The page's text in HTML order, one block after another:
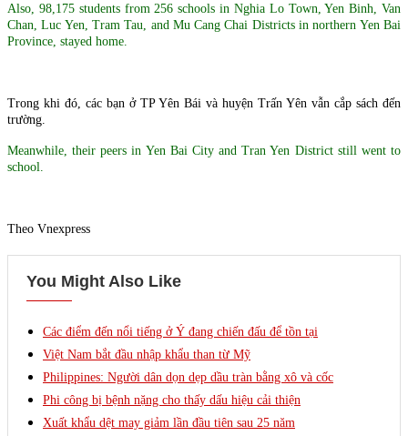
Also, 98,175 students from 256 schools in Nghia Lo Town, Yen Binh, Van
Chan, Luc Yen, Tram Tau, and Mu Cang Chai Districts in northern Yen Bai
Province, stayed home.
Trong khi đó, các bạn ở TP Yên Bái và huyện Trấn Yên vẫn cắp sách đến
trường.
Meanwhile, their peers in Yen Bai City and Tran Yen District still went to
school.
Theo Vnexpress
You Might Also Like
Các điểm đến nổi tiếng ở Ý đang chiến đấu để tồn tại
Việt Nam bắt đầu nhập khẩu than từ Mỹ
Philippines: Người dân dọn dẹp dầu tràn bằng xô và cốc
Phi công bị bệnh nặng cho thấy dấu hiệu cải thiện
Xuất khẩu dệt may giảm lần đầu tiên sau 25 năm